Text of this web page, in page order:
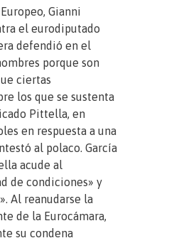
Gianni
el eurodiputado
defendió en el
porque son
ciertas
los que se sustenta
Pittella, en
en respuesta a una
al polaco. García
acude al
de condiciones» y
Al reanudarse la
de la Eurocámara,
su condena